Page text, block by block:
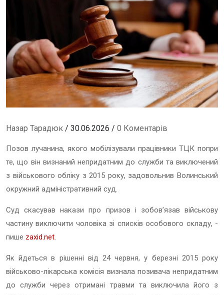
Назар Тарадюк / 30.06.2026 / 0 Коментарів
Позов лучанина, якого мобілізували працівники ТЦК попри
те, що він визнаний непридатним до служби та виключений
з військового обліку з 2015 року, задовольнив Волинський
окружний адміністративний суд.
Суд скасував накази про призов і зобовʼязав військову
частину виключити чоловіка зі списків особового складу, -
пише zaxid.net.
Як йдеться в рішенні від 24 червня, у березні 2015 року
військово-лікарська комісія визнала позивача непридатним
до служби через отримані травми та виключила його з